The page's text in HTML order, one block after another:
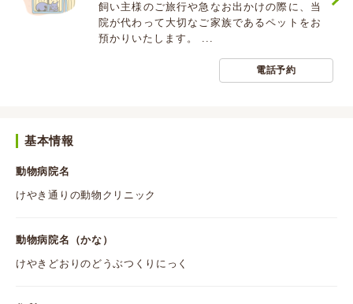
飼い主様のご旅行や急なお出かけの際に、当
院が代わって大切なご家族であるペットをお
預かりいたします。 ...
電話予約
基本情報
動物病院名
けやき通りの動物クリニック
動物病院名（かな）
けやきどおりのどうぶつくりにっく